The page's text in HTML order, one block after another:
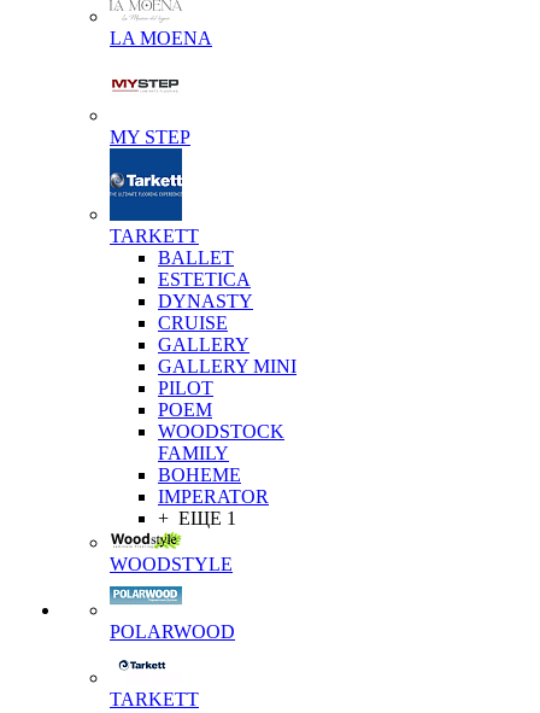
LA MOENA
MY STEP
TARKETT
BALLET
ESTETICA
DYNASTY
CRUISE
GALLERY
GALLERY MINI
PILOT
POEM
WOODSTOCK
FAMILY
BOHEME
IMPERATOR
+ ЕЩЕ 1
WOODSTYLE
POLARWOOD
TARKETT